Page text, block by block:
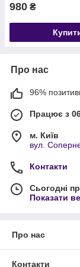
980 ₴
Про нас
96%
Працює з
м. Київ
вул.
Контакти
Сьогодні
Показати
Про нас
Контакти